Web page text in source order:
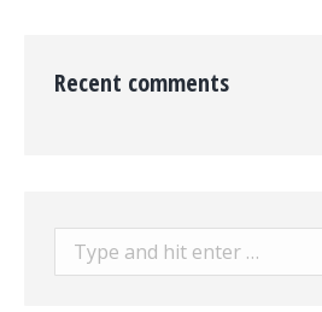
Recent comments
Search: